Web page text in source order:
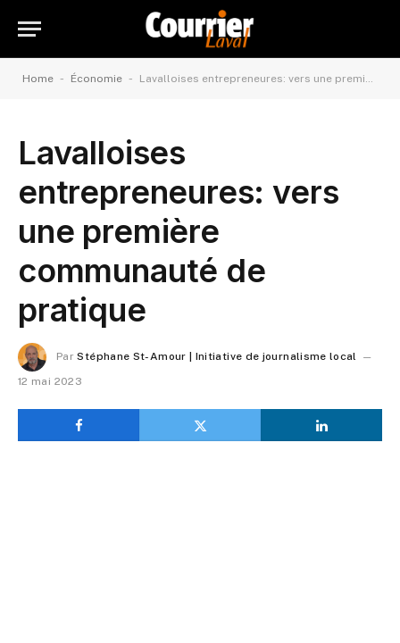
Home - Économie - Lavalloises entrepreneures: vers une première communauté de pratique
Lavalloises
entrepreneures: vers
une première
communauté de
pratique
Par Stéphane St-Amour | Initiative de journalisme local
12 mai 2023